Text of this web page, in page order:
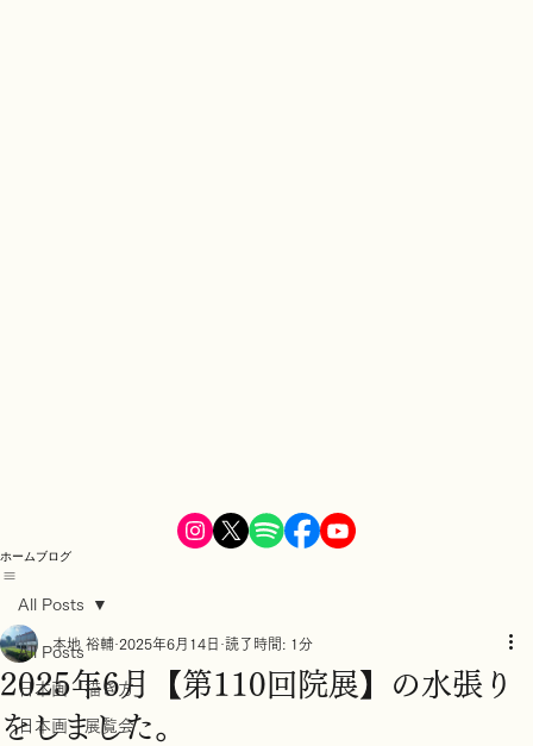
All Posts
日本画 描き方
All Posts
2025年6月【第110回院展】の水張り
本地 裕輔 2025年6月14日 読了時間: 1分